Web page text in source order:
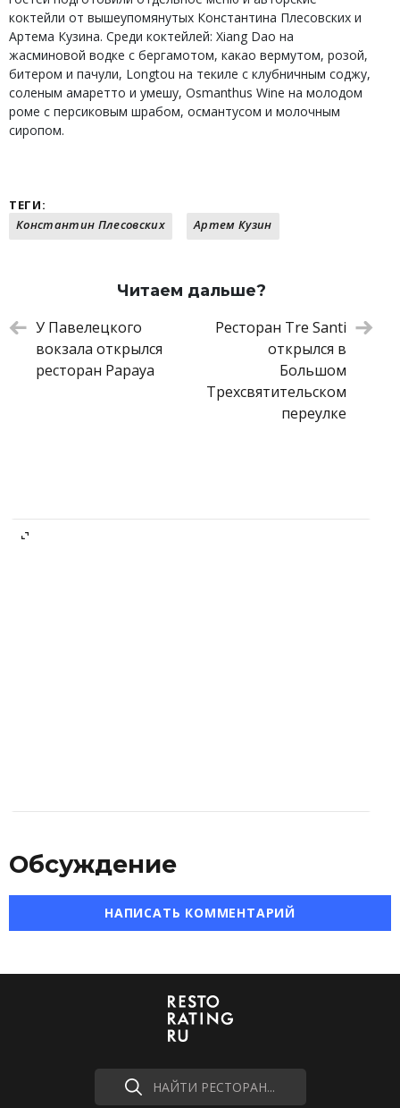
коктейли от вышеупомянутых Константина Плесовских и
Артема Кузина. Среди коктейлей: Xiang Dao на
жасминовой водке с бергамотом, какао вермутом, розой,
битером и пачули, Longtou на текиле с клубничным соджу,
соленым амаретто и умешу, Osmanthus Wine на молодом
роме с персиковым шрабом, османтусом и молочным
сиропом.
ТЕГИ:
Константин Плесовских
Артем Кузин
Читаем дальше?
У Павелецкого
вокзала открылся
ресторан Papaya
Ресторан Tre Santi
открылся в
Большом
Трехсвятительском
переулке
Обсуждение
НАПИСАТЬ КОММЕНТАРИЙ
НАЙТИ РЕСТОРАН...